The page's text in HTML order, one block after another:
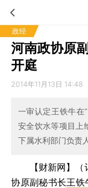
政经
河南政协原
开庭
2014年11月13日 14:48
一审认定王铁牛在
安全饮水等项目上
下属水利部门负责
【财新网】（
协原副秘书长王铁